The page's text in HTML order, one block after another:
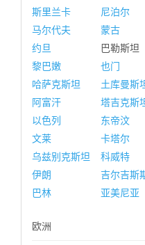
斯里兰卡
尼泊尔
马尔代夫
蒙古
约旦
巴勒斯坦
黎巴嫩
也门
哈萨克斯坦
土库曼斯
阿富汗
塔吉克斯
以色列
东帝汶
文莱
卡塔尔
乌兹别克斯坦
科威特
伊朗
吉尔吉斯
巴林
亚美尼亚
欧洲